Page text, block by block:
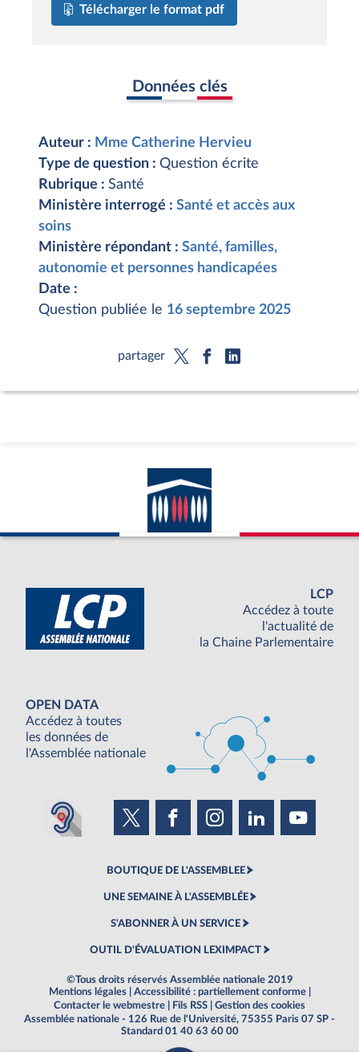
Télécharger le format pdf
Données clés
Auteur : Mme Catherine Hervieu
Type de question : Question écrite
Rubrique : Santé
Ministère interrogé : Santé et accès aux
soins
Ministère répondant : Santé, familles,
autonomie et personnes handicapées
Date :
Question publiée le 16 septembre 2025
partager
LCP
Accédez à toute
l'actualité de
la Chaine Parlementaire
OPEN DATA
Accédez à toutes
les données de
l'Assemblée nationale
BOUTIQUE DE L'ASSEMBLEE
UNE SEMAINE À L'ASSEMBLÉE
S'ABONNER À UN SERVICE
OUTIL D'ÉVALUATION LEXIMPACT
©Tous droits réservés Assemblée nationale 2019
Mentions légales
Accessibilité : partiellement conforme
Contacter le webmestre
Fils RSS
Gestion des cookies
Assemblée nationale - 126 Rue de l'Université, 75355 Paris 07 SP -
Standard 01 40 63 60 00